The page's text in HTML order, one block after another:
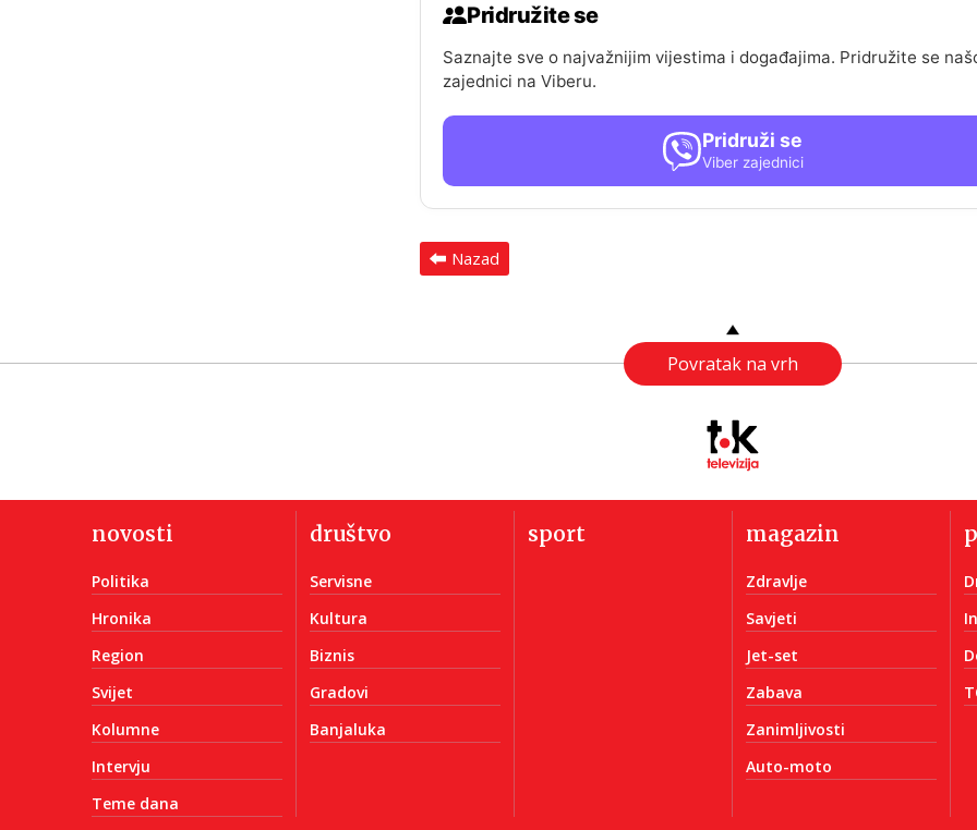
Pridružite se
Saznajte sve o najvažnijim vijestima i događajima. Pridružite se
zajednici na Viberu.
Pridruži se
Viber zajednici
Nazad
Povratak na vrh
novosti
Politika
Hronika
Region
Svijet
Kolumne
Intervju
Teme dana
društvo
Servisne
Kultura
Biznis
Gradovi
Banjaluka
sport magazin
Zdravlje
Savjeti
Jet-set
Zabava
Zanimljivosti
Auto-moto